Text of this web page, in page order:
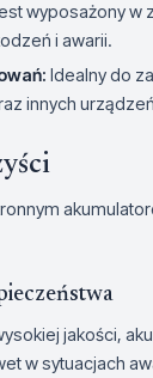
wyposażony w
i awarii.
Idealny do
innych
jakości,
w sytuacjach